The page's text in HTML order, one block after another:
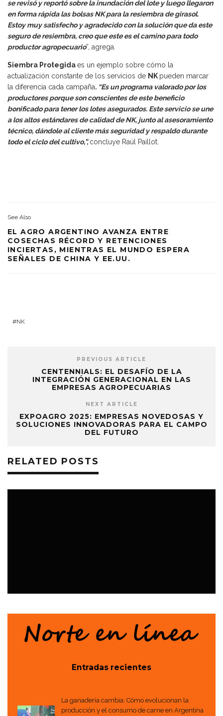
se revisó y reportó sobre la inundación del lote y luego llegaron
en forma rápida las bolsas NK para la resiembra de girasol.
Estoy muy satisfecho y agradecido con la solución que da este
seguro de resiembra, creo que este es el camino para todo
productor agropecuario”, agrega.
Siembra Protegidaes un ejemplo sobre cómo la
actualización constante de los servicios de NK pueden marcar
la diferencia cada campaña. “Es un programa valorado por los
productores porque son conscientes de este beneficio
bonificado para tener los lotes asegurados. Este servicio se une
a los altos estándares de calidad de NK, junto al asesoramiento
técnico, dándole al cliente más seguridad y respaldo durante
todo el ciclo del cultivo,”,concluye Raúl Paillot.
See Also
EL AGRO ARGENTINO AVANZA ENTRE
COSECHAS RÉCORD Y RETENCIONES
INCIERTAS, MIENTRAS EL MUNDO ESPERA
SEÑALES DE CHINA Y EE.UU.
NK
PREVIOUS ARTICLE
CENTENNIALS: EL DESAFÍO DE LA
INTEGRACIÓN GENERACIONAL EN LAS
EMPRESAS AGROPECUARIAS
NEXT ARTICLE
EXPOAGRO 2025: EMPRESAS NOVEDOSAS Y
SOLUCIONES INNOVADORAS PARA EL CAMPO
DEL FUTURO
RELATED POSTS
Entradas recientes
La ganadería cambia: Cómo evolucionan la
producción y el consumo de carne en Argentina